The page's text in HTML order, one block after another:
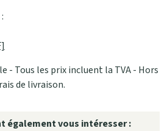
:
- Tous les prix incluent la TVA - Hors
de livraison.
également vous intéresser :